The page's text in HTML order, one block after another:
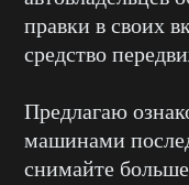
правки в своих
средство
Предлагаю
машинами
снимайте